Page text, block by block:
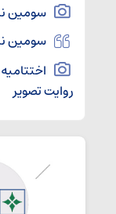
سومین
سومین
روایت تصویر